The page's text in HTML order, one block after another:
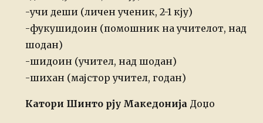
-учи деши (личен ученик, 2-1 кју)
-фукушидоин (помошник на учителот, над
шодан)
-шидоин (учител, над шодан)
-шихан (мајстор учител, годан)
Катори Шинто рју Македонија Доџо